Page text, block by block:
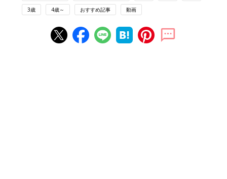
3歳 4歳～ おすすめ記事 動画